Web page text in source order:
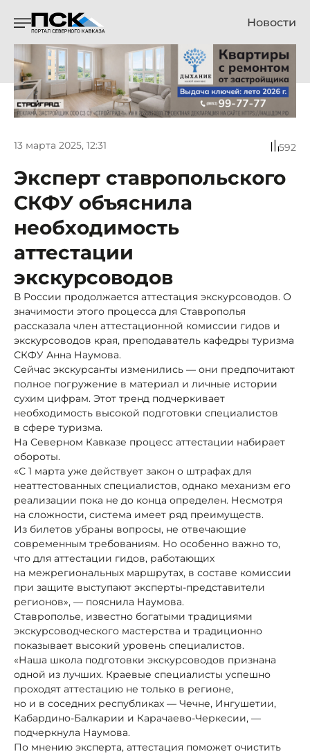
Новости
13 марта 2025, 12:31 592
Эксперт ставропольского
СКФУ объяснила
необходимость
аттестации
экскурсоводов
В России продолжается аттестация экскурсоводов. О
значимости этого процесса для Ставрополья
рассказала член аттестационной комиссии гидов и
экскурсоводов края, преподаватель кафедры туризма
СКФУ Анна Наумова.
Сейчас экскурсанты изменились — они предпочитают
полное погружение в материал и личные истории
сухим цифрам. Этот тренд подчеркивает
необходимость высокой подготовки специалистов
в сфере туризма.
На Северном Кавказе процесс аттестации набирает
обороты.
«С 1 марта уже действует закон о штрафах для
неаттестованных специалистов, однако механизм его
реализации пока не до конца определен. Несмотря
на сложности, система имеет ряд преимуществ.
Из билетов убраны вопросы, не отвечающие
современным требованиям. Но особенно важно то,
что для аттестации гидов, работающих
на межрегиональных маршрутах, в составе комиссии
при защите выступают эксперты-представители
регионов», — пояснила Наумова.
Ставрополье, известно богатыми традициями
экскурсоводческого мастерства и традиционно
показывает высокий уровень специалистов.
«Наша школа подготовки экскурсоводов признана
одной из лучших. Краевые специалисты успешно
проходят аттестацию не только в регионе,
но и в соседних республиках — Чечне, Ингушетии,
Кабардино-Балкарии и Карачаево-Черкесии, —
подчеркнула Наумова.
По мнению эксперта, аттестация поможет очистить